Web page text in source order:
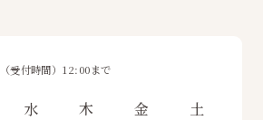
（受付時間）12:00まで
水 木 金 土